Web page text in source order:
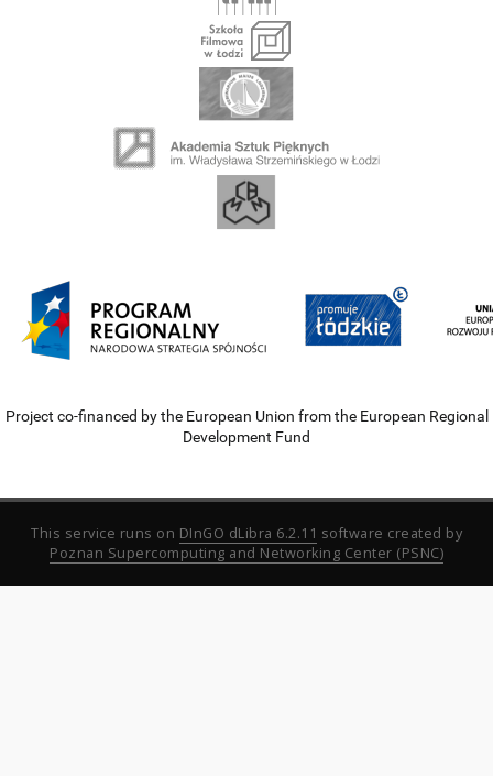
Project co-financed by the European Union from the European Regional
Development Fund
This service runs on DInGO dLibra 6.2.11 software created by
Poznan Supercomputing and Networking Center (PSNC)